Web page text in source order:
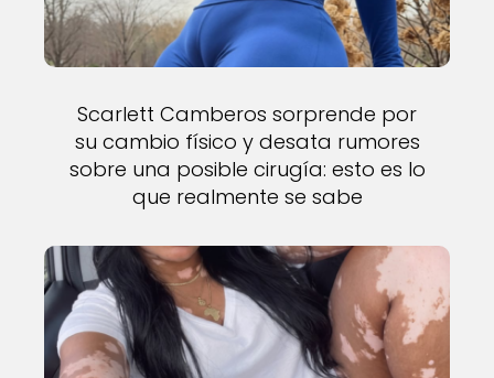
Scarlett Camberos sorprende por
su cambio físico y desata rumores
sobre una posible cirugía: esto es lo
que realmente se sabe